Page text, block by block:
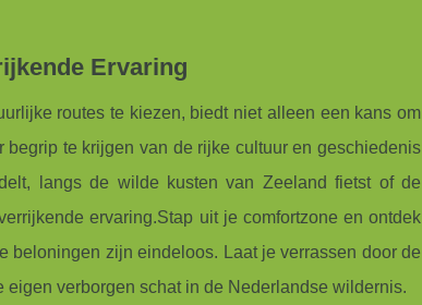
Ervaring
routes te kiezen, biedt niet alleen een kans om
te krijgen van de rijke cultuur en geschiedenis
langs de wilde kusten van Zeeland fietst of de
ervaring.Stap uit je comfortzone en ontdek
beloningen zijn eindeloos. Laat je verrassen door de
verborgen schat in de Nederlandse wildernis.